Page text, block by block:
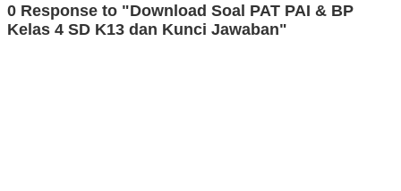
0 Response to "Download Soal PAT PAI & BP
Kelas 4 SD K13 dan Kunci Jawaban"